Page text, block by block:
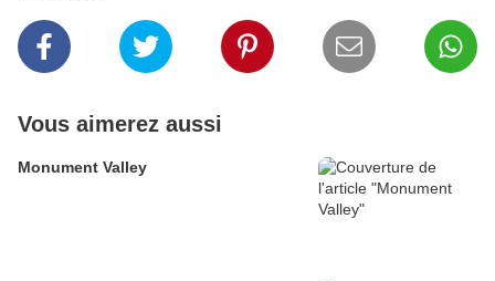
Vous aimerez aussi
Monument Valley